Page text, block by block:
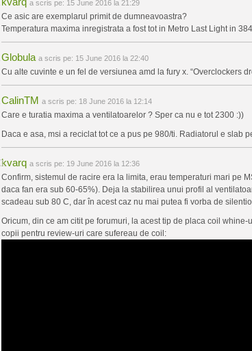
a scris pe: 15 June 2016 la 21:29
Ce asic are exemplarul primit de dumneavoastra?
Temperatura maxima inregistrata a fost tot in Metro Last Light in
Globula a scris pe: 15 June 2016 la 22:40
Cu alte cuvinte e un fel de versiunea amd la fury x. “Overclockers
CalinTM a scris pe: 18 June 2016 la 12:14
Care e turatia maxima a ventilatoarelor ? Sper ca nu e tot 2300 :))
Daca e asa, msi a reciclat tot ce a pus pe 980/ti. Radiatorul e slab
kvarq a scris pe: 19 June 2016 la 12:36
Confirm, sistemul de racire era la limita, erau temperaturi mari pe
daca fan era sub 60-65%). Deja la stabilirea unui profil al
scadeau sub 80 C, dar în acest caz nu mai putea fi vorba de
Oricum, din ce am citit pe forumuri, la acest tip de placa coil
copii pentru review-uri care sufereau de coil: